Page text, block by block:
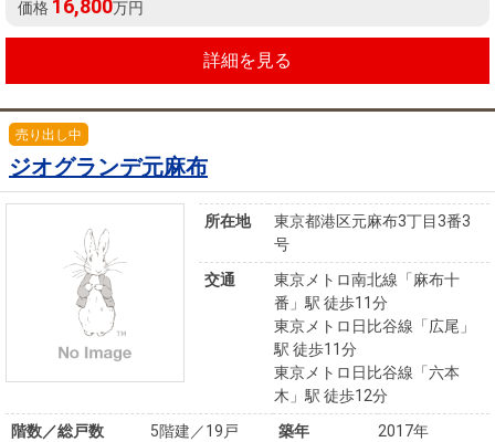
価格 16,800万円
詳細を見る
ジオグランデ元麻布
売り出し中
所在地
東京都港区元麻布3丁目3番3
号
交通
東京メトロ南北線「麻布十
番」駅 徒歩11分
東京メトロ日比谷線「広尾」
駅 徒歩11分
東京メトロ日比谷線「六本
木」駅 徒歩12分
階数／総戸数
5階建／19戸 築年 2017年